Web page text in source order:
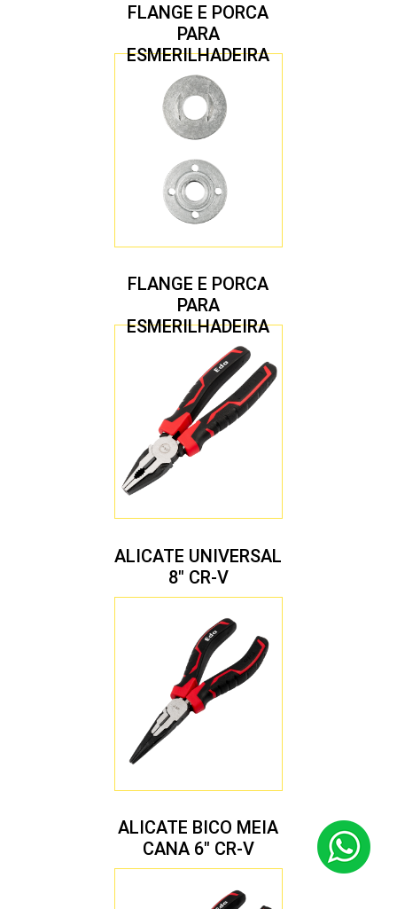
FLANGE E PORCA
PARA
ESMERILHADEIRA
4.1/2″ 22,23 MM
FLANGE E PORCA
PARA
ESMERILHADEIRA
4.1/2″ 20,00 MM
ALICATE UNIVERSAL
8″ CR-V
ALICATE BICO MEIA
CANA 6″ CR-V